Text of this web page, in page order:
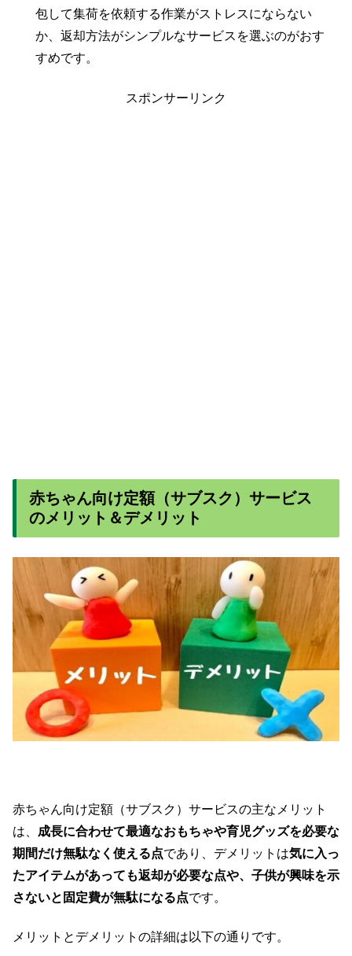
包して集荷を依頼する作業がストレスにならない
か、返却方法がシンプルなサービスを選ぶのがおす
すめです。
スポンサーリンク
赤ちゃん向け定額（サブスク）サービス
のメリット＆デメリット
赤ちゃん向け定額（サブスク）サービスの主なメリット
は、 成長に合わせて最適なおもちゃや育児グッズを必要な
期間だけ無駄なく使える点であり、デメリットは気に入っ
たアイテムがあっても返却が必要な点や、子供が興味を示
さないと固定費が無駄になる点です。
メリットとデメリットの詳細は以下の通りです。